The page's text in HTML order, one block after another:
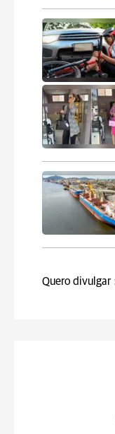
Quero divulgar